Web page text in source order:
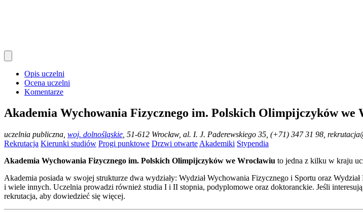
Opis uczelni
Ocena uczelni
Komentarze
Akademia Wychowania Fizycznego im. Polskich Olimpijczyków we
uczelnia publiczna woj. dolnośląskie , 51-612 Wrocław, al. I. J. Paderewskiego 35, (+71) 347 31 98,
Rekrutacja Kierunki studiów Progi punktowe Drzwi otwarte Akademiki Stypendia
Akademia Wychowania Fizycznego im. Polskich Olimpijczyków we Wrocławiu to jedna z kilku w kraju
Akademia posiada w swojej strukturze dwa wydziały: Wydział Wychowania Fizycznego i Sportu oraz
i wiele innych. Uczelnia prowadzi również studia I i II stopnia, podyplomowe oraz doktoranckie. Jeśli
rekrutacja, aby dowiedzieć się więcej.